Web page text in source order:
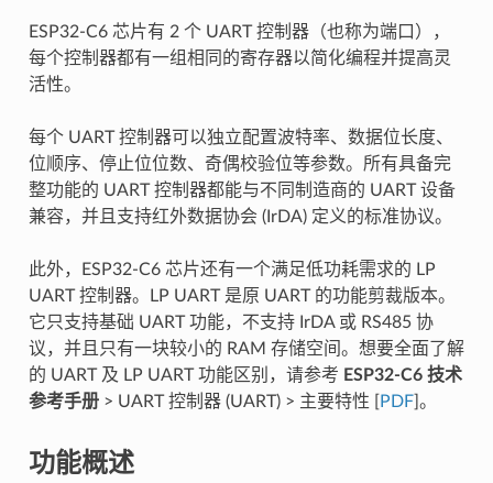
ESP32-C6 芯片有 2 个 UART 控制器（也称为端口），
每个控制器都有一组相同的寄存器以简化编程并提高灵
活性。
每个 UART 控制器可以独立配置波特率、数据位长度、
位顺序、停止位位数、奇偶校验位等参数。所有具备完
整功能的 UART 控制器都能与不同制造商的 UART 设备
兼容，并且支持红外数据协会 (IrDA) 定义的标准协议。
此外，ESP32-C6 芯片还有一个满足低功耗需求的 LP
UART 控制器。LP UART 是原 UART 的功能剪裁版本。
它只支持基础 UART 功能，不支持 IrDA 或 RS485 协
议，并且只有一块较小的 RAM 存储空间。想要全面了解
的 UART 及 LP UART 功能区别，请参考 ESP32-C6 技术
参考手册> UART 控制器 (UART) > 主要特性 [ PDF]。
功能概述